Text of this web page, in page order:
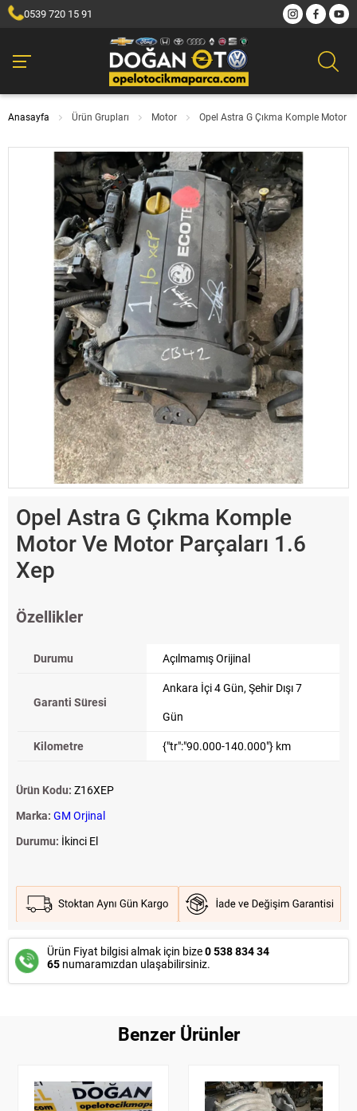
0539 720 15 91
Anasayfa Ürün Grupları Motor Opel Astra G Çıkma Komple Motor
Opel Astra G Çıkma Komple
Motor Ve Motor Parçaları 1.6
Xep
Özellikler
Durumu Açılmamış Orijinal
Garanti Süresi
Ankara İçi 4 Gün, Şehir Dışı 7
Gün
Kilometre {"tr":"90.000-140.000"} km
Ürün Kodu: Z16XEP
Marka: GM Orjinal
Durumu: İkinci El
Ürün Fiyat bilgisi almak için bize0 538 834 34
65 numaramızdan ulaşabilirsiniz.
Benzer Ürünler